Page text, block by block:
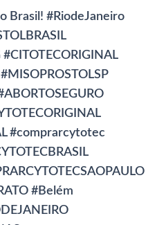
Brasil! #RiodeJaneiro
#comprarcytotec
#Belém